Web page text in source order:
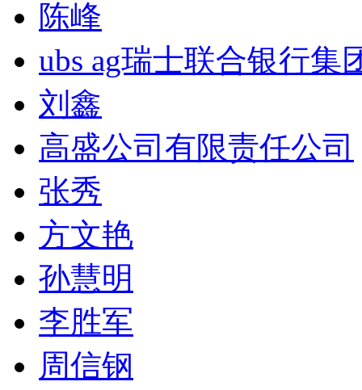
陈峰
ubs ag瑞士联合银行集
刘鑫
高盛公司有限责任公司
张秀
方文艳
孙慧明
李胜军
周信钢